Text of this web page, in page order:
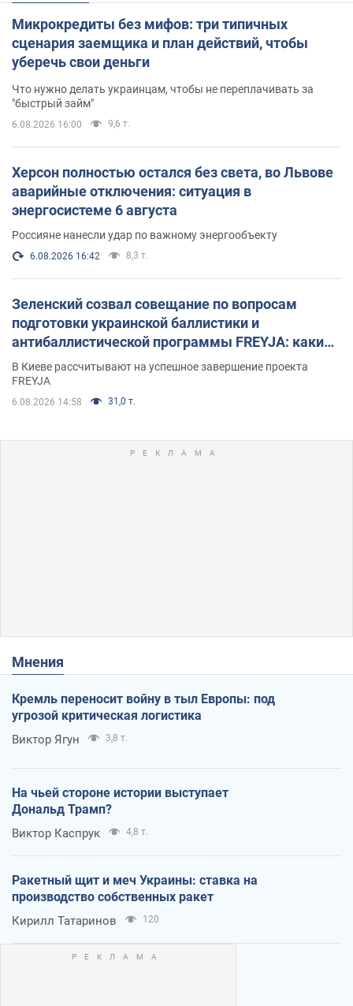
Микрокредиты без мифов: три типичных
сценария заемщика и план действий, чтобы
уберечь свои деньги
Что нужно делать украинцам, чтобы не переплачивать за
"быстрый займ"
6.08.2026 16:00 9,6 т.
Херсон полностью остался без света, во Львове
аварийные отключения: ситуация в
энергосистеме 6 августа
Россияне нанесли удар по важному энергообъекту
6.08.2026 16:42 8,3 т.
Зеленский созвал совещание по вопросам
подготовки украинской баллистики и
антибаллистической программы FREYJA: какие
решения готовятся
В Киеве рассчитывают на успешное завершение проекта
FREYJA
6.08.2026 14:58 31,0 т.
Мнения
Кремль переносит войну в тыл Европы: под
угрозой критическая логистика
Виктор Ягун 3,8 т.
На чьей стороне истории выступает
Дональд Трамп?
Виктор Каспрук 4,8 т.
Ракетный щит и меч Украины: ставка на
производство собственных ракет
Кирилл Татаринов 120